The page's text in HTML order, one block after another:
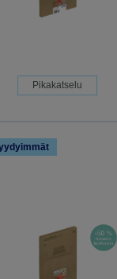
Pikakatselu